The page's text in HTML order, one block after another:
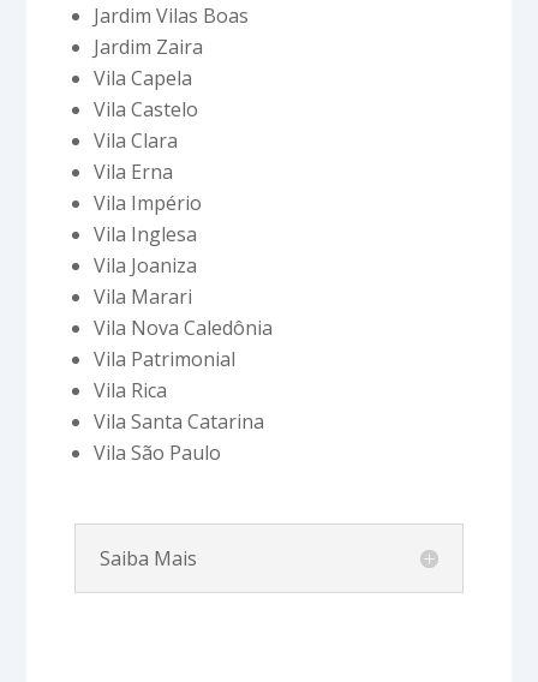
Jardim Vilas Boas
Jardim Zaira
Vila Capela
Vila Castelo
Vila Clara
Vila Erna
Vila Império
Vila Inglesa
Vila Joaniza
Vila Marari
Vila Nova Caledônia
Vila Patrimonial
Vila Rica
Vila Santa Catarina
Vila São Paulo
Saiba Mais